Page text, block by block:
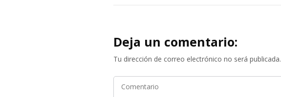
Deja un comentario:
Tu dirección de correo electrónico no será publicada.